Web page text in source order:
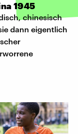
1945
chinesisch
dann eigentlich